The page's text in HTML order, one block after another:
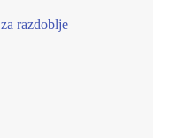
razdoblje